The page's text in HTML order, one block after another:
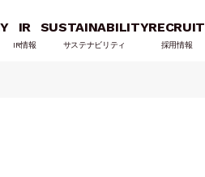
IR
IR情報
SUSTAINABILITY
サステナビリティ
RECRUIT
採用情報